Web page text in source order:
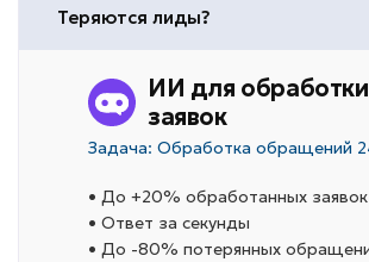
Теряются лиды?
ИИ для обработки
заявок
Задача: Обработка обращений
• До +20% обработанных заявок
• Ответ за секунды
• До -80% потерянных